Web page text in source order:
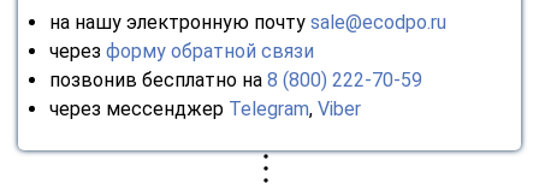
на нашу электронную почту sale@ecodpo.ru
через форму обратной связи
позвонив бесплатно на 8 (800) 222-70-59
через мессенджер Telegram, Viber